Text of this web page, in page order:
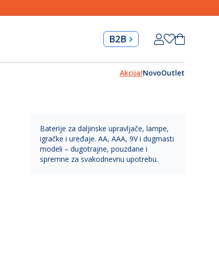
B2B Korpa
Akcija!NovoOutlet
Baterije za daljinske upravljače, lampe,
igračke i uređaje. AA, AAA, 9V i dugmasti
modeli – dugotrajne, pouzdane i
spremne za svakodnevnu upotrebu.